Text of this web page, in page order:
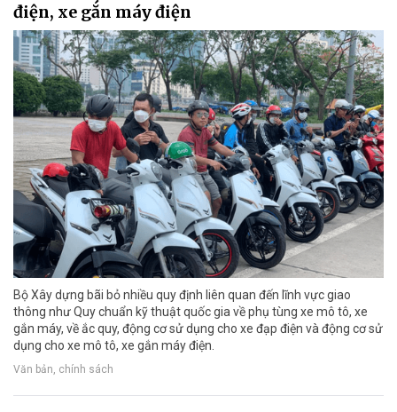
điện, xe gắn máy điện
Bộ Xây dựng bãi bỏ nhiều quy định liên quan đến lĩnh vực giao
thông như Quy chuẩn kỹ thuật quốc gia về phụ tùng xe mô tô, xe
gắn máy, về ắc quy, động cơ sử dụng cho xe đạp điện và động cơ sử
dụng cho xe mô tô, xe gắn máy điện.
Văn bản, chính sách